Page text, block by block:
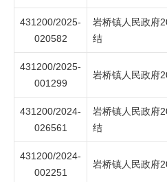
431200/2025-
020582
岩桥镇人民政府
结
431200/2025-
001299
岩桥镇人民政府
431200/2024-
026561
岩桥镇人民政府
结
431200/2024-
002251
岩桥镇人民政府